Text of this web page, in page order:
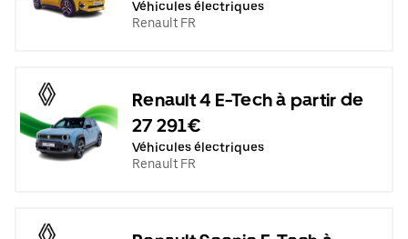
Véhicules électriques
Renault FR
Renault 4 E-Tech à partir de
27 291€
Véhicules électriques
Renault FR